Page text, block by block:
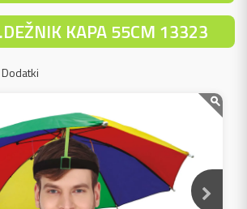
BOS
KAPA 55CM 13323
Dodatki